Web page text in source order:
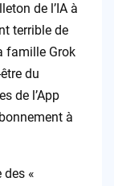
de l’IA à
terrible de
famille Grok
du
de l’App
à
des «